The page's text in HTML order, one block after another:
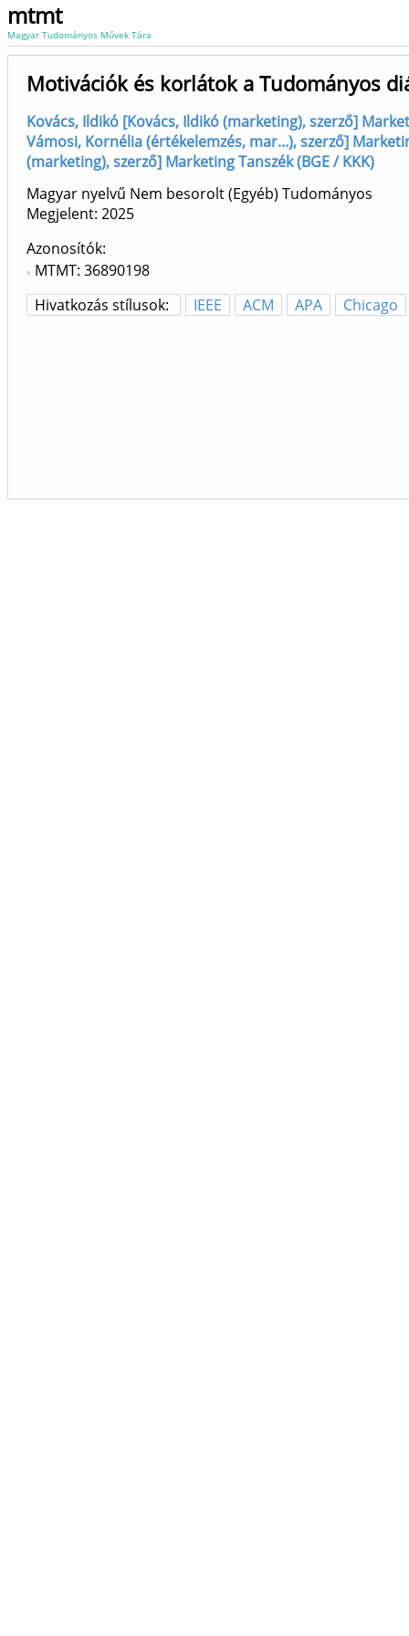
mtmt
Magyar Tudományos Művek Tára
Motivációk és korlátok a Tudományos
Kovács, Ildikó [Kovács, Ildikó (marketing), szerző]
Vámosi, Kornélia (értékelemzés, mar...), szerző]
(marketing), szerző] Marketing Tanszék (BGE / KKK)
Magyar nyelvű Nem besorolt (Egyéb) Tudományos
Megjelent: 2025
Azonosítók
MTMT: 36890198
Hivatkozás stílusok:
IEEE ACM APA Chicago